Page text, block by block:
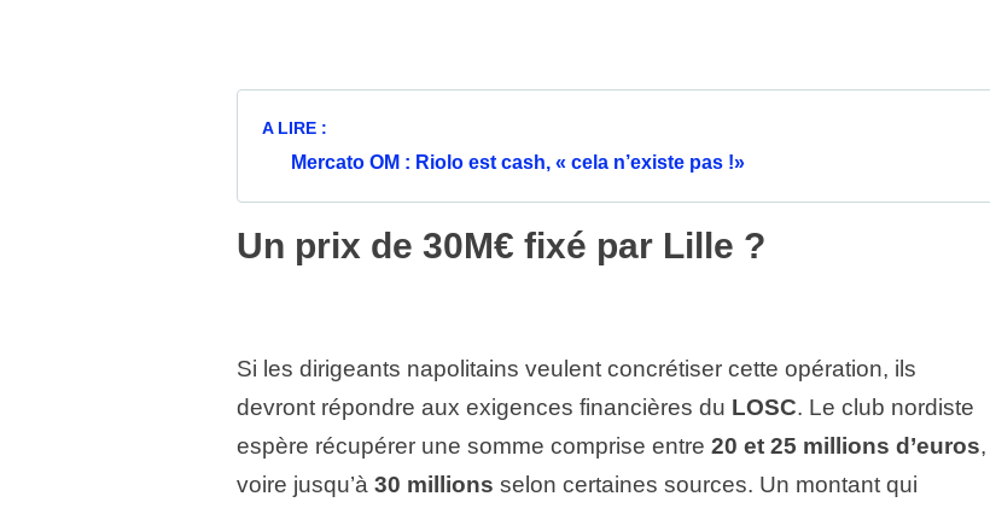
A LIRE :
Mercato OM : Riolo est cash, « cela n’existe pas !»
Un prix de 30M€ fixé par Lille ?
Si les dirigeants napolitains veulent concrétiser cette opération, ils
devront répondre aux exigences financières du LOSC. Le club nordiste
espère récupérer une somme comprise entre 20 et 25 millions d’euros,
voire jusqu’à 30 millions selon certaines sources. Un montant qui